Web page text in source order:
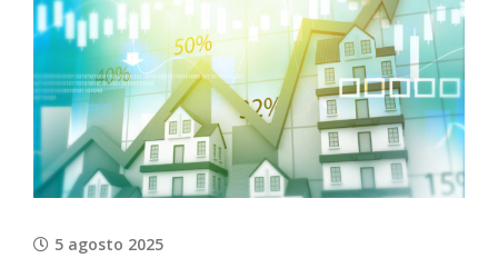
Larger
Image
5 agosto 2025